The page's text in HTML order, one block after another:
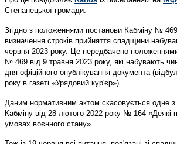
Степанецької громади.
Згідно з положеннями постанови Кабміну №
визначення строків прийняття спадщини
червня 2023 року. Це передбачено
№ 469 від 9 травня 2023 року, які набувають
дня офіційного опублікування документа
року в газеті «Урядовий кур'єр»).
Даним нормативним актом скасовується одне
Кабміну від 28 лютого 2022 року № 164 «Деякі
умовах воєнного стану».